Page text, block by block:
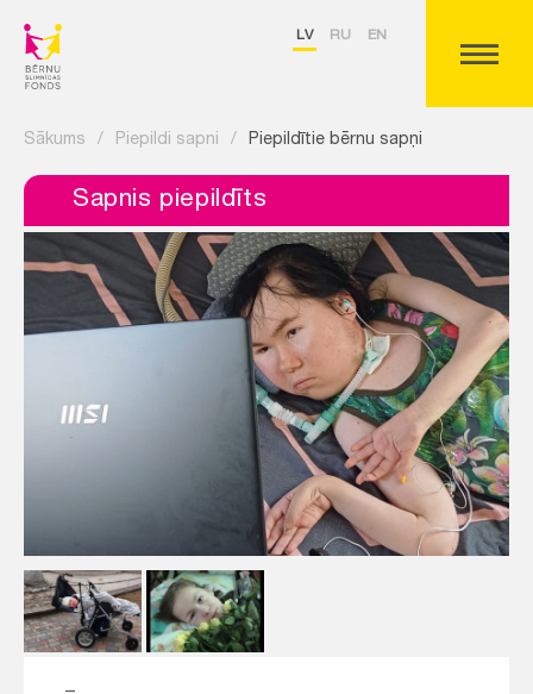
LV RU EN
Sākums / Piepildi sapni / Piepildītie bērnu sapņi
Sapnis piepildīts